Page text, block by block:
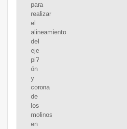
para
realizar
el
alineamiento
del
eje
pi?
ón
y
corona
de
los
molinos
en